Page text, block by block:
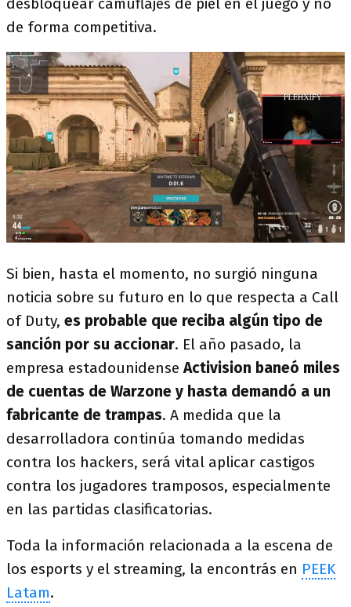
de forma competitiva.
Si bien, hasta el momento, no surgió ninguna
noticia sobre su futuro en lo que respecta a Call
of Duty, es probable que reciba algún tipo de
sanción por su accionar. El año pasado, la
empresa estadounidenseActivision baneó miles
de cuentas de Warzone y hasta demandó a un
fabricante de trampas. A medida que la
desarrolladora continúa tomando medidas
contra los hackers, será vital aplicar castigos
contra los jugadores tramposos, especialmente
en las partidas clasificatorias.
Toda la información relacionada a la escena de
los esports y el streaming, la encontrás en PEEK
Latam.